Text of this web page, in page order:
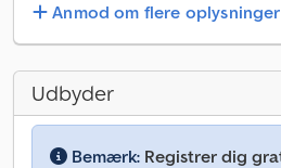
Anmod om flere oplysninger
Udbyder
Bemærk: Registrer dig